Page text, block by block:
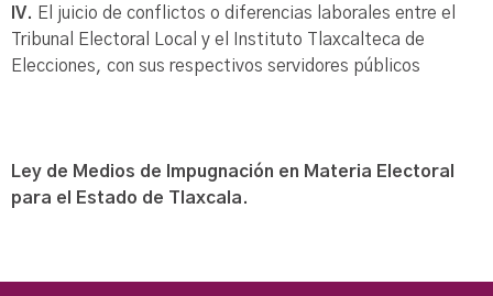
IV. El juicio de conflictos o diferencias laborales entre el
Tribunal Electoral Local y el Instituto Tlaxcalteca de
Elecciones, con sus respectivos servidores públicos
Ley de Medios de Impugnación en Materia Electoral
para el Estado de Tlaxcala.